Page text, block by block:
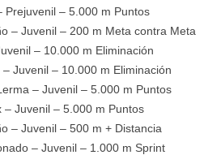
Prejuvenil – 5.000 m Puntos
– Juvenil – 200 m Meta contra Meta
– 10.000 m Eliminación
Juvenil – 10.000 m Eliminación
– Juvenil – 5.000 m Puntos
– Juvenil – 5.000 m Puntos
– Juvenil – 500 m + Distancia
– Juvenil – 1.000 m Sprint